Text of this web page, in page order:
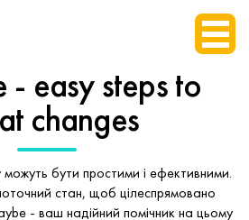
easy stepsto
changes
бути простими і ефективними.
стан, щоб цілеспрямовано
- ваш надійний помічник на цьому